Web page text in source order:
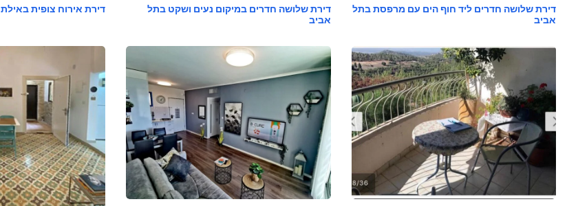
דירת שלושה חדרים ליד חוף הים עם מרפסת בתל
אביב
דירת שלושה חדרים במיקום נעים ושקט בתל
אביב
דירת אירוח צופית באילת